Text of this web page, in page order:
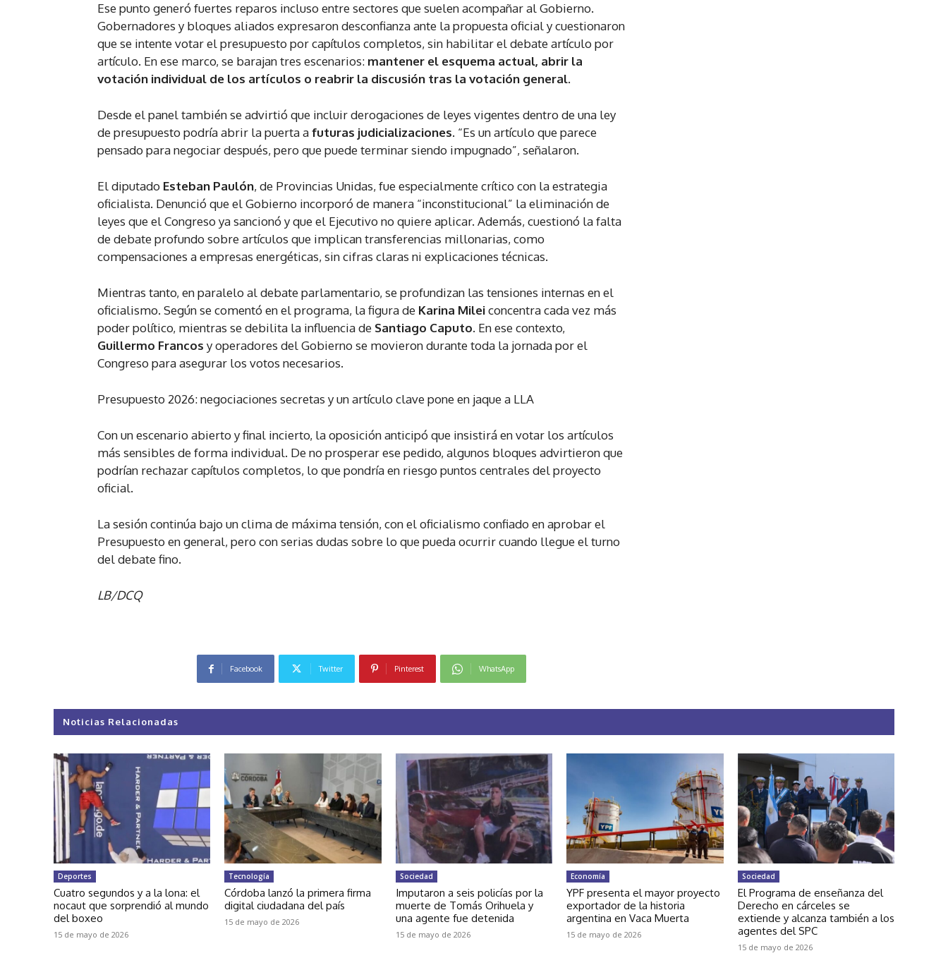
Ese punto generó fuertes reparos incluso entre sectores que suelen acompañar al Gobierno.
Gobernadores y bloques aliados expresaron desconfianza ante la propuesta oficial y cuestionaron
que se intente votar el presupuesto por capítulos completos, sin habilitar el debate artículo por
artículo. En ese marco, se barajan tres escenarios: mantener el esquema actual, abrir la
votación individual de los artículos o reabrir la discusión tras la votación general.
Desde el panel también se advirtió que incluir derogaciones de leyes vigentes dentro de una ley
de presupuesto podría abrir la puerta afuturas judicializaciones. “Es un artículo que parece
pensado para negociar después, pero que puede terminar siendo impugnado”, señalaron.
El diputado Esteban Paulón, de Provincias Unidas, fue especialmente crítico con la estrategia
oficialista. Denunció que el Gobierno incorporó de manera “inconstitucional” la eliminación de
leyes que el Congreso ya sancionó y que el Ejecutivo no quiere aplicar. Además, cuestionó la falta
de debate profundo sobre artículos que implican transferencias millonarias, como
compensaciones a empresas energéticas, sin cifras claras ni explicaciones técnicas.
Mientras tanto, en paralelo al debate parlamentario, se profundizan las tensiones internas en el
oficialismo. Según se comentó en el programa, la figura de Karina Mileiconcentra cada vez más
poder político, mientras se debilita la influencia de Santiago Caputo. En ese contexto,
Guillermo Francos y operadores del Gobierno se movieron durante toda la jornada por el
Congreso para asegurar los votos necesarios.
Presupuesto 2026: negociaciones secretas y un artículo clave pone en jaque a LLA
Con un escenario abierto y final incierto, la oposición anticipó que insistirá en votar los artículos
más sensibles de forma individual. De no prosperar ese pedido, algunos bloques advirtieron que
podrían rechazar capítulos completos, lo que pondría en riesgo puntos centrales del proyecto
oficial.
La sesión continúa bajo un clima de máxima tensión, con el oficialismo confiado en aprobar el
Presupuesto en general, pero con serias dudas sobre lo que pueda ocurrir cuando llegue el turno
del debate fino.
LB/DCQ
Facebook Twitter Pinterest WhatsApp
Noticias Relacionadas
Deportes
Cuatro segundos y a la lona: el
nocaut que sorprendió al mundo
del boxeo
15 de mayo de 2026
Tecnología
Córdoba lanzó la primera firma
digital ciudadana del país
15 de mayo de 2026
Sociedad
Imputaron a seis policías por la
muerte de Tomás Orihuela y
una agente fue detenida
15 de mayo de 2026
Economía
YPF presenta el mayor proyecto
exportador de la historia
argentina en Vaca Muerta
15 de mayo de 2026
Sociedad
El Programa de enseñanza del
Derecho en cárceles se
extiende y alcanza también a los
agentes del SPC
15 de mayo de 2026